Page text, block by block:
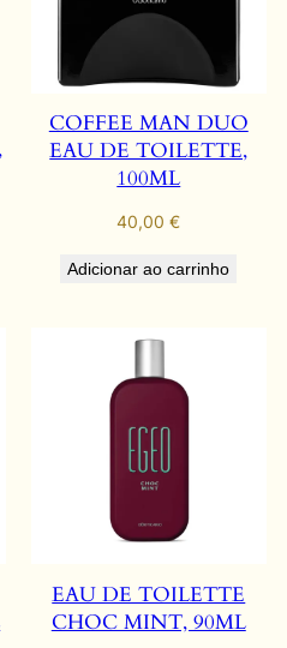
COFFEE MAN DUO
EAU DE TOILETTE,
100ML
40,00€
Adicionar ao carrinho
EAU DE TOILETTE
CHOC MINT, 90ML